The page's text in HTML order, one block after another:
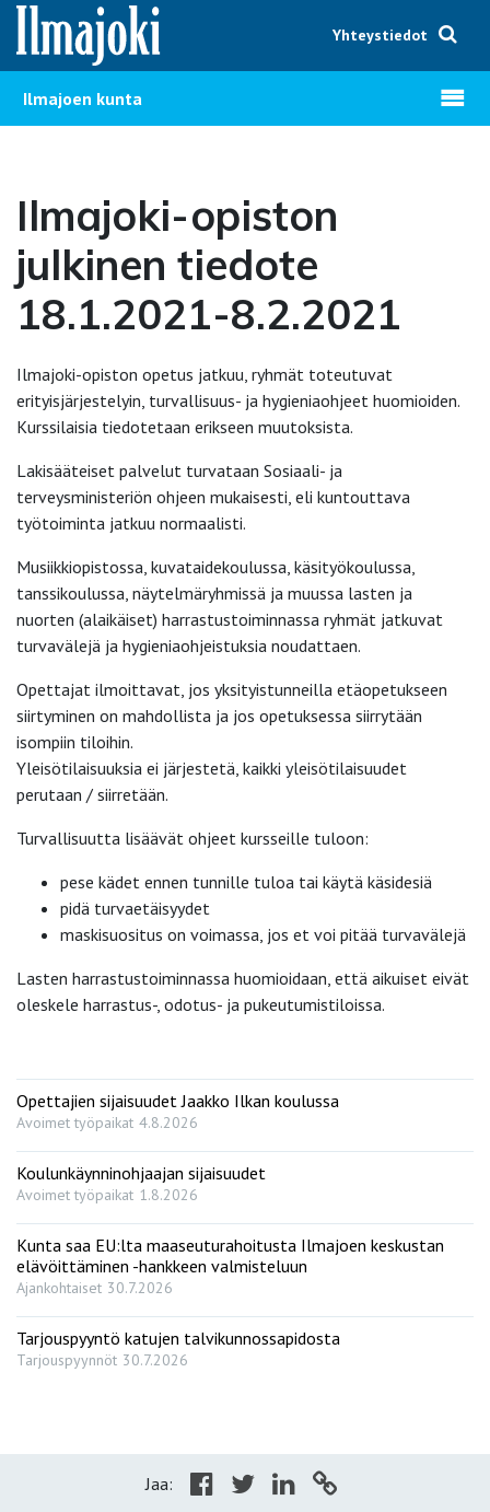
Hyppää sisältöön
Yhteystiedot
Ilmajoen kunta Avaa
Ilmajoki-opiston
julkinen tiedote
18.1.2021-8.2.2021
Ilmajoki-opiston opetus jatkuu, ryhmät toteutuvat
erityisjärjestelyin, turvallisuus- ja hygieniaohjeet huomioiden.
Kurssilaisia tiedotetaan erikseen muutoksista.
Lakisääteiset palvelut turvataan Sosiaali- ja
terveysministeriön ohjeen mukaisesti, eli kuntouttava
työtoiminta jatkuu normaalisti.
Musiikkiopistossa, kuvataidekoulussa, käsityökoulussa,
tanssikoulussa, näytelmäryhmissä ja muussa lasten ja
nuorten (alaikäiset) harrastustoiminnassa ryhmät jatkuvat
turvavälejä ja hygieniaohjeistuksia noudattaen.
Opettajat ilmoittavat, jos yksityistunneilla etäopetukseen
siirtyminen on mahdollista ja jos opetuksessa siirrytään
isompiin tiloihin.
Yleisötilaisuuksia ei järjestetä, kaikki yleisötilaisuudet
perutaan / siirretään.
Turvallisuutta lisäävät ohjeet kursseille tuloon:
pese kädet ennen tunnille tuloa tai käytä käsidesiä
pidä turvaetäisyydet
maskisuositus on voimassa, jos et voi pitää turvavälejä
Lasten harrastustoiminnassa huomioidaan, että aikuiset eivät
oleskele harrastus-, odotus- ja pukeutumistiloissa.
Opettajien sijaisuudet Jaakko Ilkan koulussa
Avoimet työpaikat 4.8.2026
Koulunkäynninohjaajan sijaisuudet
Avoimet työpaikat 1.8.2026
Kunta saa EU:lta maaseuturahoitusta Ilmajoen keskustan
elävöittäminen -hankkeen valmisteluun
Ajankohtaiset 30.7.2026
Tarjouspyyntö katujen talvikunnossapidosta
Tarjouspyynnöt 30.7.2026
Jaa: